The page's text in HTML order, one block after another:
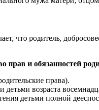
что родитель,
и обязанностей
права).
возраста
детьми полной